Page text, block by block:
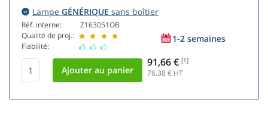
Lampe GÉNÉRIQUE sans boîtier
Réf. interne:
Qualité de proj.:
Fiabilité:
Z163051OB
1-2 semaines
91,66 € [1]
76,38€ HT